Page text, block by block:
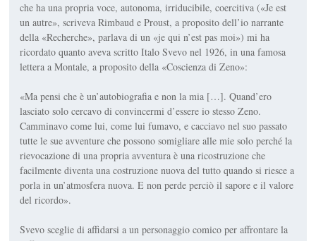
che ha una propria voce, autonoma, irriducibile, coercitiva («Je est
un autre», scriveva Rimbaud e Proust, a proposito dell’io narrante
della «Recherche», parlava di un «je qui n’est pas moi») mi ha
ricordato quanto aveva scritto Italo Svevo nel 1926, in una famosa
lettera a Montale, a proposito della «Coscienza di Zeno»:
«Ma pensi che è un’autobiografia e non la mia […]. Quand’ero
lasciato solo cercavo di convincermi d’essere io stesso Zeno.
Camminavo come lui, come lui fumavo, e cacciavo nel suo passato
tutte le sue avventure che possono somigliare alle mie solo perché la
rievocazione di una propria avventura è una ricostruzione che
facilmente diventa una costruzione nuova del tutto quando si riesce a
porla in un’atmosfera nuova. E non perde perciò il sapore e il valore
del ricordo».
Svevo sceglie di affidarsi a un personaggio comico per affrontare la